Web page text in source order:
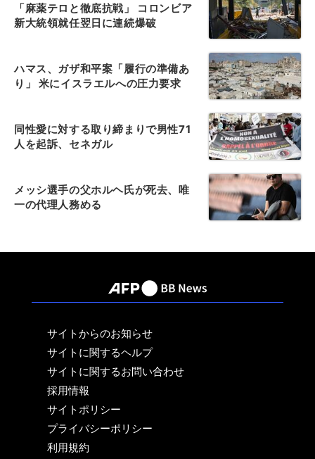
「麻薬テロと徹底抗戦」 コロンビア
新大統領就任翌日に連続爆破
ハマス、ガザ和平案「履行の準備あ
り」 米にイスラエルへの圧力要求
同性愛に対する取り締まりで男性71
人を起訴、セネガル
メッシ選手の父ホルヘ氏が死去、唯
一の代理人務める
サイトからのお知らせ
サイトに関するヘルプ
サイトに関するお問い合わせ
採用情報
サイトポリシー
プライバシーポリシー
利用規約